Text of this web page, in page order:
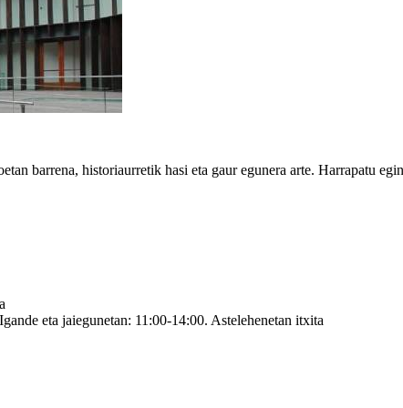
barrena, historiaurretik hasi eta gaur egunera arte. Harrapatu
eta jaiegunetan: 11:00-14:00. Astelehenetan itxita